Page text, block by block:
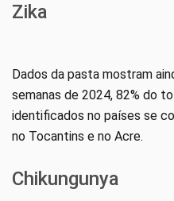
Zika
Dados da pasta mostram
semanas de 2024, 82% do
identificados no países se
no Tocantins e no Acre.
Chikungunya